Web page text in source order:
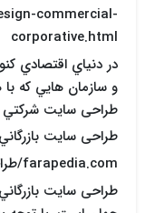
commercial-
corporative.html
در دنياي اقتصادي
و سازمان هايي که با
طراحی سایت شرکتي و
طراحی سایت
farapedia.com/طراحي-سايت-بازرگاني/
طراحی سایت